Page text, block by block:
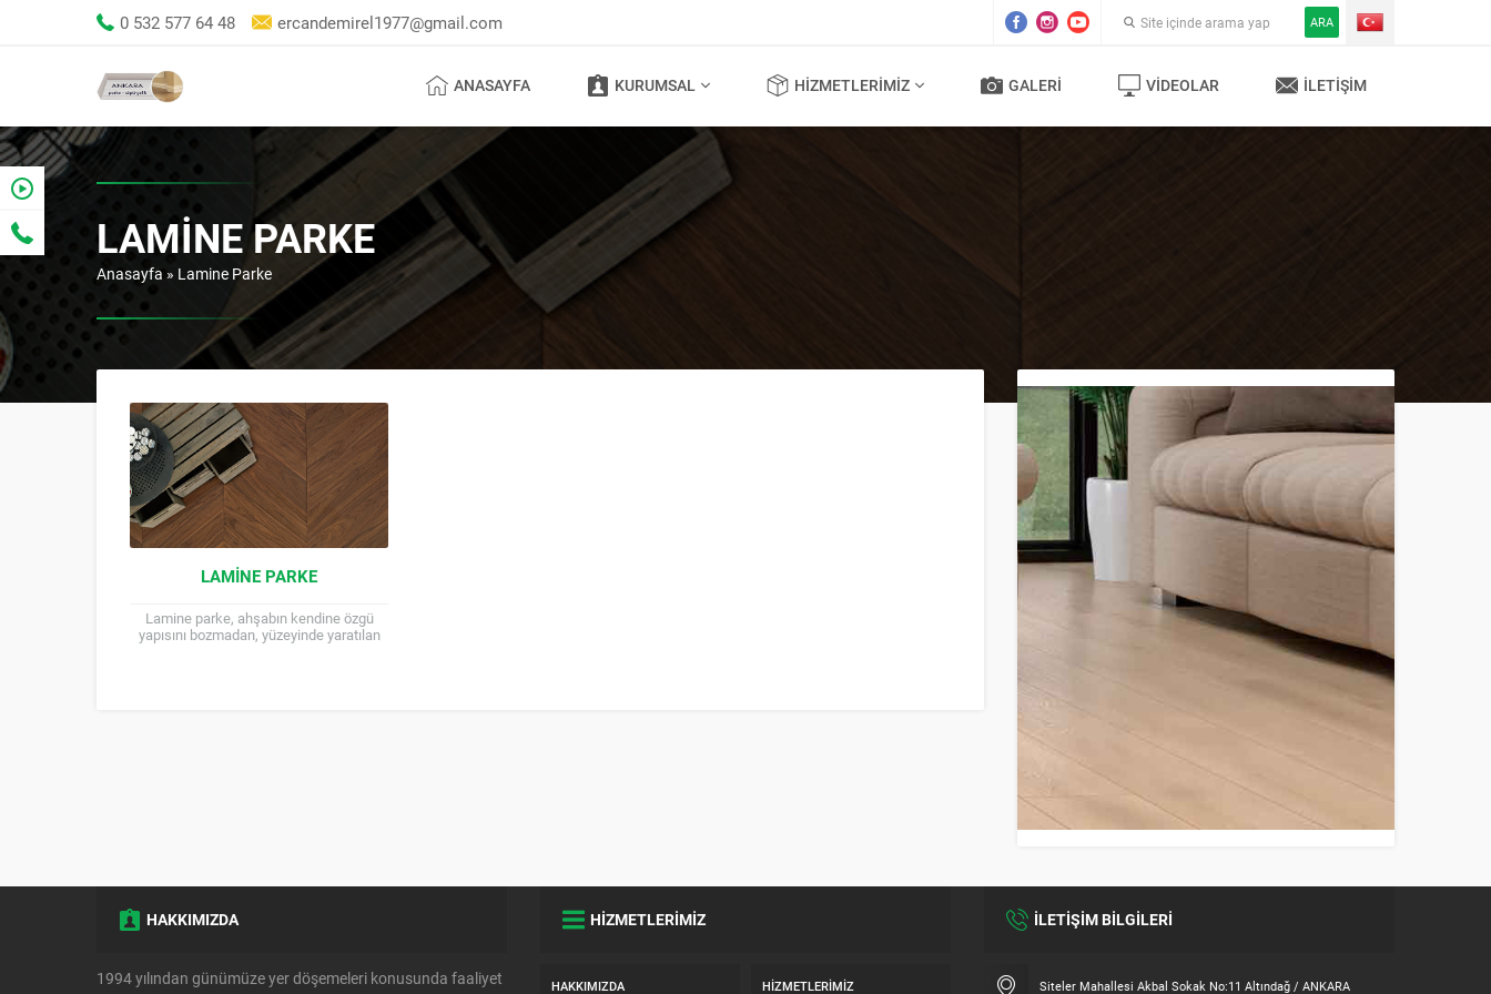
0 532 577 64 48 ercandemirel1977@gmail.com ARA
ANASAYFA KURUMSAL HIZMETLERIMIZ GALERI VIDEOLAR İLETIŞIM
LAMINE PARKE
Anasayfa » Lamine Parke
LAMINE PARKE
Lamine parke, ahşabın kendine özgü
yapısını bozmadan, yüzeyinde yaratılan
HAKKIMIZDA
1994 yılından günümüze yer döşemeleri konusunda faaliyet
HİZMETLERİMİZ
HAKKIMIZDA HIZMETLERIMIZ
İLETİŞİM BİLGİLERİ
Siteler Mahallesi Akbal Sokak No:11 Altındağ / ANKARA